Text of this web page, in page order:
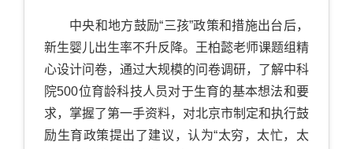
中央和地方鼓励“三孩”政策和措施出台后，
新生婴儿出生率不升反降。王柏懿老师课题组精
心设计问卷，通过大规模的问卷调研，了解中科
院500位育龄科技人员对于生育的基本想法和要
求，掌握了第一手资料，对北京市制定和执行鼓
励生育政策提出了建议，认为“太穷，太忙，太